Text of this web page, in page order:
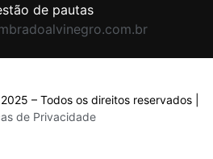
de pautas
– Todos os direitos reservados |
de Privacidade